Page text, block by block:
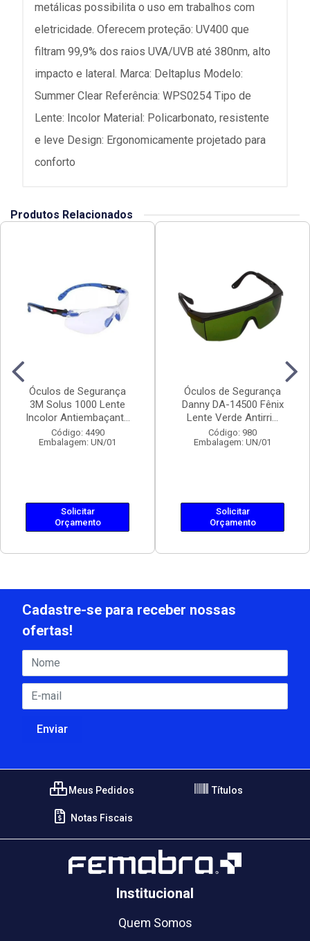
metálicas possibilita o uso em trabalhos com
eletricidade. Oferecem proteção: UV400 que
filtram 99,9% dos raios UVA/UVB até 380nm, alto
impacto e lateral. Marca: Deltaplus Modelo:
Summer Clear Referência: WPS0254 Tipo de
Lente: Incolor Material: Policarbonato, resistente
e leve Design: Ergonomicamente projetado para
conforto
Produtos Relacionados
Óculos de Segurança
3M Solus 1000 Lente
Incolor Antiembaçant...
Código: 4490
Embalagem: UN/01
Solicitar
Orçamento
Óculos de Segurança
Danny DA-14500 Fênix
Lente Verde Antirri...
Código: 980
Embalagem: UN/01
Solicitar
Orçamento
Cadastre-se para receber nossas
ofertas!
Meus Pedidos Títulos
Notas Fiscais
Institucional
Quem Somos